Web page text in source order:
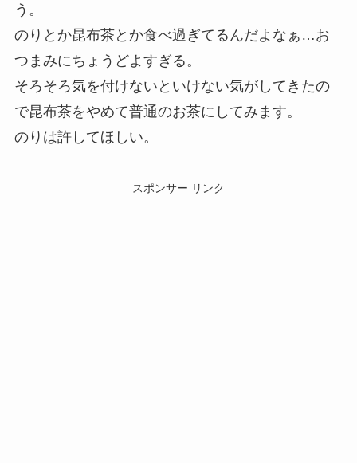
う。
のりとか昆布茶とか食べ過ぎてるんだよなぁ…お
つまみにちょうどよすぎる。
そろそろ気を付けないといけない気がしてきたの
で昆布茶をやめて普通のお茶にしてみます。
のりは許してほしい。
スポンサー リンク